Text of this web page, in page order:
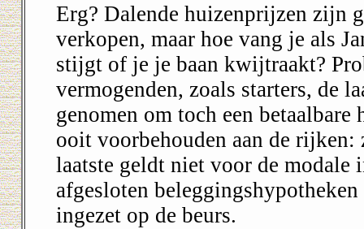
Erg? Dalende huizenprijzen zijn
verkopen, maar hoe vang je als
stijgt of je je baan kwijtraakt?
vermogenden, zoals starters, de
genomen om toch een
ooit voorbehouden aan de
laatste geldt niet voor de modale
afgesloten
ingezet op de beurs.